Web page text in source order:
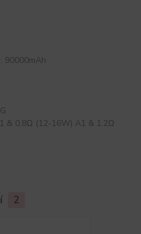
90000mAh
& 0.8Ω (12-16W) A1 & 1.2Ω
2